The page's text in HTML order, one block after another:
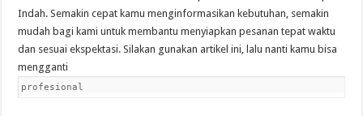
Indah. Semakin cepat kamu menginformasikan kebutuhan, semakin
mudah bagi kami untuk membantu menyiapkan pesanan tepat waktu
dan sesuai ekspektasi. Silakan gunakan artikel ini, lalu nanti kamu bisa
mengganti
profesional